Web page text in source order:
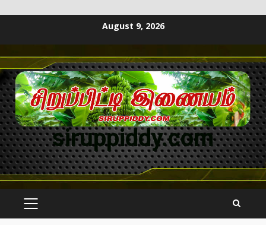
August 9, 2026
siruppiddy.com